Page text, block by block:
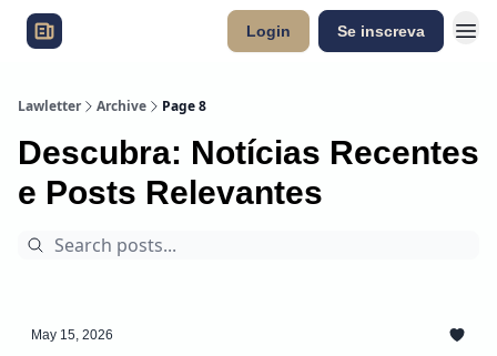
Login Se inscreva
Lawletter Archive Page 8
Descubra: Notícias Recentes
e Posts Relevantes
May 15, 2026